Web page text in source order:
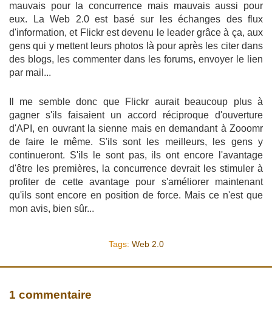
mauvais pour la concurrence mais mauvais aussi pour
eux. La Web 2.0 est basé sur les échanges des flux
d'information, et Flickr est devenu le leader grâce à ça, aux
gens qui y mettent leurs photos là pour après les citer dans
des blogs, les commenter dans les forums, envoyer le lien
par mail...
Il me semble donc que Flickr aurait beaucoup plus à
gagner s'ils faisaient un accord réciproque d'ouverture
d'API, en ouvrant la sienne mais en demandant à Zooomr
de faire le même. S'ils sont les meilleurs, les gens y
continueront. S'ils le sont pas, ils ont encore l'avantage
d'être les premières, la concurrence devrait les stimuler à
profiter de cette avantage pour s'améliorer maintenant
qu'ils sont encore en position de force. Mais ce n'est que
mon avis, bien sûr...
Tags: Web 2.0
1 commentaire